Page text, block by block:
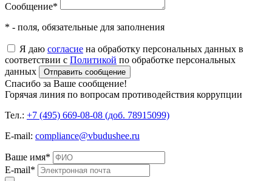
Сообщение*
* - поля, обязательные для заполнения
Я даю согласие на обработку персональных данных в
соответствии с Политикой по обработке персональных
данных
Отправить сообщение
Спасибо за Ваше сообщение!
Горячая линия по вопросам противодействия коррупции
Тел.: +7 (495) 669-08-08 (доб. 78915099)
E-mail: compliance@vbudushee.ru
Ваше имя*
E-mail*